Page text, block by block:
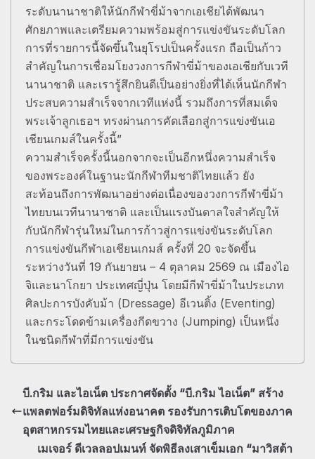
ระดับนานาชาติให้นักกีฬาขี่ม้าจากเอเชียได้พัฒนา
ศักยภาพและเตรียมความพร้อมสู่การแข่งขันระดับโลก
การที่รายการนี้จัดขึ้นในยุโรปเป็นครั้งแรก ถือเป็นก้าว
สำคัญในการเชื่อมโยงวงการกีฬาขี่ม้าของเอเชียกับเวที
นานาชาติ และเรารู้สึกยินดีเป็นอย่างยิ่งที่ได้เห็นนักกีฬา
ประสบความสำเร็จจากเวทีแห่งนี้ รวมถึงการที่สมเด็จ
พระเจ้าลูกเธอฯ ทรงผ่านการคัดเลือกสู่การแข่งขันเอ
เชียนเกมส์ในครั้งนี้”
ความสำเร็จครั้งนี้นอกจากจะเป็นอีกหนึ่งความสำเร็จ
ของพระองค์ในฐานะนักกีฬาทีมชาติไทยแล้ว ยัง
สะท้อนถึงการพัฒนาอย่างต่อเนื่องของวงการกีฬาขี่ม้า
ไทยบนเวทีนานาชาติ และเป็นแรงบันดาลใจสำคัญให้
กับนักกีฬารุ่นใหม่ในการก้าวสู่การแข่งขันระดับโลก
การแข่งขันกีฬาเอเชียนเกมส์ ครั้งที่ 20 จะจัดขึ้น
ระหว่างวันที่ 19 กันยายน – 4 ตุลาคม 2569 ณ เมืองไอ
จิและนาโกยา ประเทศญี่ปุ่น โดยมีกีฬาขี่ม้าในประเภท
ศิลปะการบังคับม้า (Dressage) อีเวนติ้ง (Eventing)
และกระโดดข้ามเครื่องกีดขวาง (Jumping) เป็นหนึ่ง
ในชนิดกีฬาที่มีการแข่งขัน
บี.กริม และไอเน็ต ประกาศจัดตั้ง “บี.กริม ไอเน็ต” สร้าง
แพลตฟอร์มดิจิทัลแห่งอนาคต รองรับการเติบโตของภาค
อุตสาหกรรมไทยและเศรษฐกิจดิจิทัลภูมิภาค
เมเจอร์ ดีเวลลอปเมนท์ จัดพิธีลงเสาเข็มเอก “มาวิสต้า